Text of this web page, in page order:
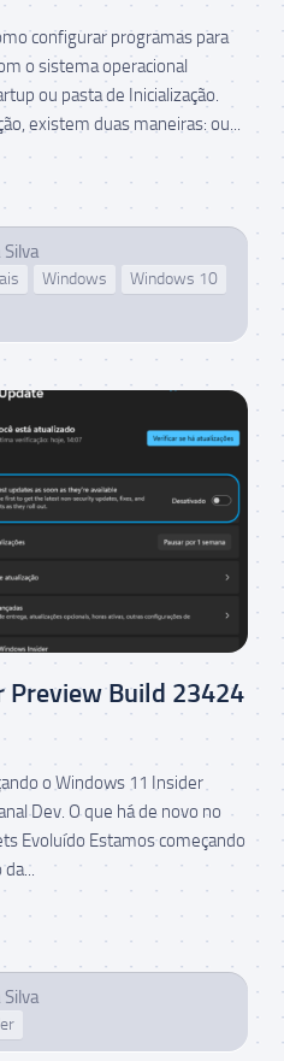
configurar programas para
o sistema operacional
ou pasta de Inicialização.
existem duas maneiras: ou...
Windows
Windows 10
Preview Build 23424
o Windows 11 Insider
Dev. O que há de novo no
Evoluído Estamos começando